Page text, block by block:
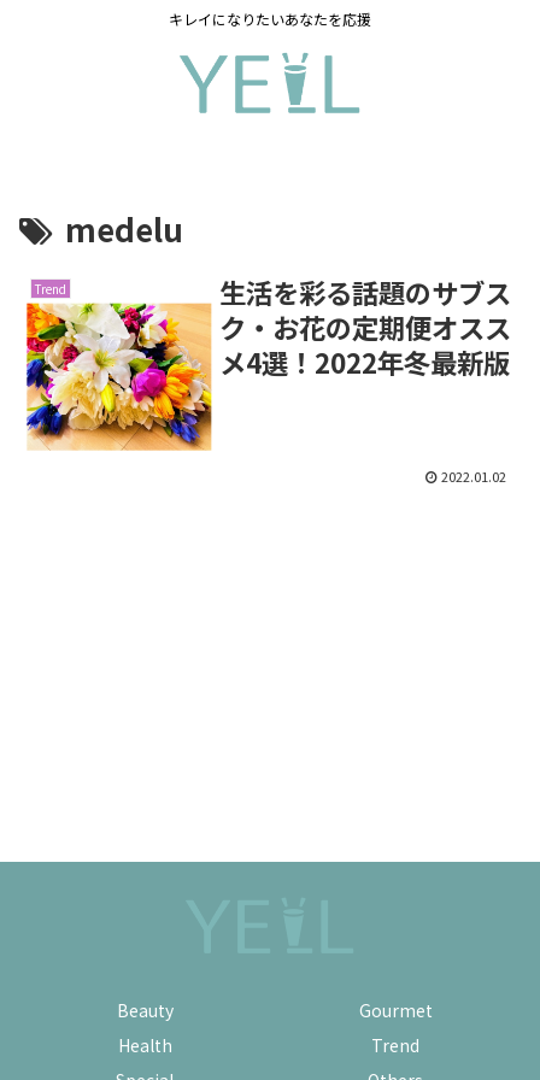
キレイになりたいあなたを応援
medelu
Trend
生活を彩る話題のサブス
ク・お花の定期便オスス
メ4選！2022年冬最新版
2022.01.02
Beauty
Gourmet
Health
Trend